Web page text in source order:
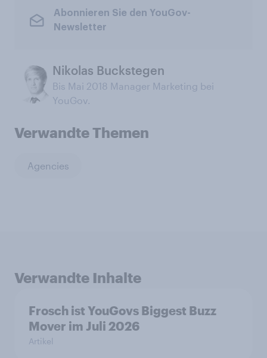
Abonnieren Sie den YouGov-
Newsletter
Nikolas Buckstegen
Bis Mai 2018 Manager Marketing bei
YouGov.
Verwandte Themen
Agencies
Verwandte Inhalte
Frosch ist YouGovs Biggest Buzz
Mover im Juli 2026
Artikel